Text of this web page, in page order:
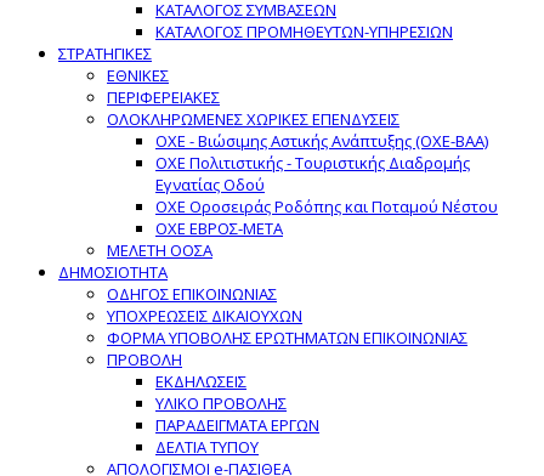
ΚΑΤΑΛΟΓΟΣ ΣΥΜΒΑΣΕΩΝ
ΚΑΤΑΛΟΓΟΣ ΠΡΟΜΗΘΕΥΤΩΝ-ΥΠΗΡΕΣΙΩΝ
ΣΤΡΑΤΗΓΙΚΕΣ
ΕΘΝΙΚΕΣ
ΠΕΡΙΦΕΡΕΙΑΚΕΣ
ΟΛΟΚΛΗΡΩΜΕΝΕΣ ΧΩΡΙΚΕΣ ΕΠΕΝΔΥΣΕΙΣ
ΟΧΕ - Βιώσιμης Αστικής Ανάπτυξης (ΟΧΕ-ΒΑΑ)
ΟΧΕ Πολιτιστικής - Τουριστικής Διαδρομής
Εγνατίας Οδού
ΟΧΕ Οροσειράς Ροδόπης και Ποταμού Νέστου
ΟΧΕ ΕΒΡΟΣ-ΜΕΤΑ
ΜΕΛΕΤΗ ΟΟΣΑ
ΔΗΜΟΣΙΟΤΗΤΑ
ΟΔΗΓΟΣ ΕΠΙΚΟΙΝΩΝΙΑΣ
ΥΠΟΧΡΕΩΣΕΙΣ ΔΙΚΑΙΟΥΧΩΝ
ΦΟΡΜΑ ΥΠΟΒΟΛΗΣ ΕΡΩΤΗΜΑΤΩΝ ΕΠΙΚΟΙΝΩΝΙΑΣ
ΠΡΟΒΟΛΗ
ΕΚΔΗΛΩΣΕΙΣ
ΥΛΙΚΟ ΠΡΟΒΟΛΗΣ
ΠΑΡΑΔΕΙΓΜΑΤΑ ΕΡΓΩΝ
ΔΕΛΤΙΑ ΤΥΠΟΥ
ΑΠΟΛΟΓΙΣΜΟΙ e-ΠΑΣΙΘΕΑ